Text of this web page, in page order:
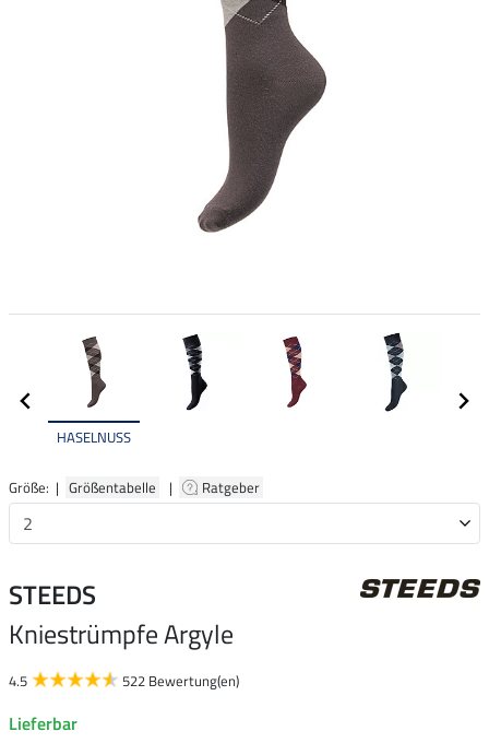
HASELNUSS
Größe: | Größentabelle | Ratgeber
STEEDS
Kniestrümpfe Argyle
4.5 522 Bewertung(en)
Lieferbar